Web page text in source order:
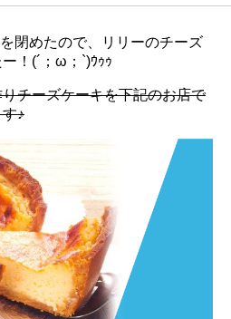
閉めたので、リリーのチーズ
！(´；ω；`)ｳｩｩ
チーズケーキを下記のお店で
♪